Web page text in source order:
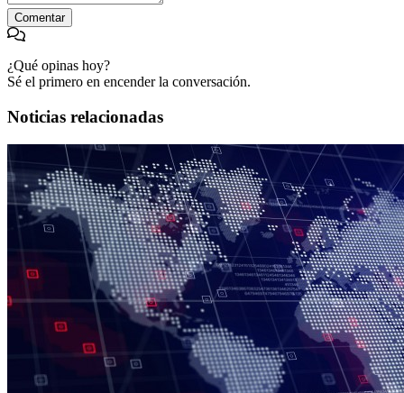
Comentar
¿Qué opinas hoy?
Sé el primero en encender la conversación.
Noticias relacionadas